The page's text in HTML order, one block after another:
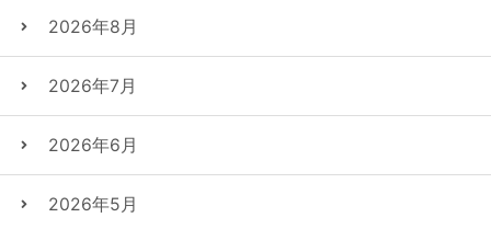
2026年8月
2026年7月
2026年6月
2026年5月